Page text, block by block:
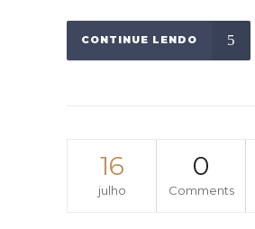
CONTINUE LENDO
16
julho
0
Comments